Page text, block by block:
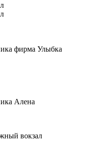
фирма Улыбка
Алена
вокзал